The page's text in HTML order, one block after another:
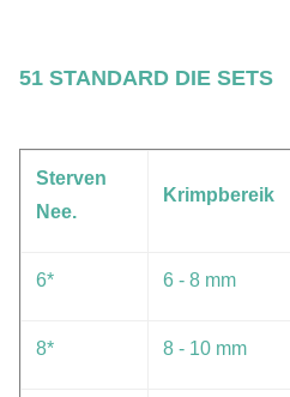
51 STANDARD DIE SETS
Sterven
Nee.
Krimpbereik
6* 6 - 8 mm
8* 8 - 10 mm